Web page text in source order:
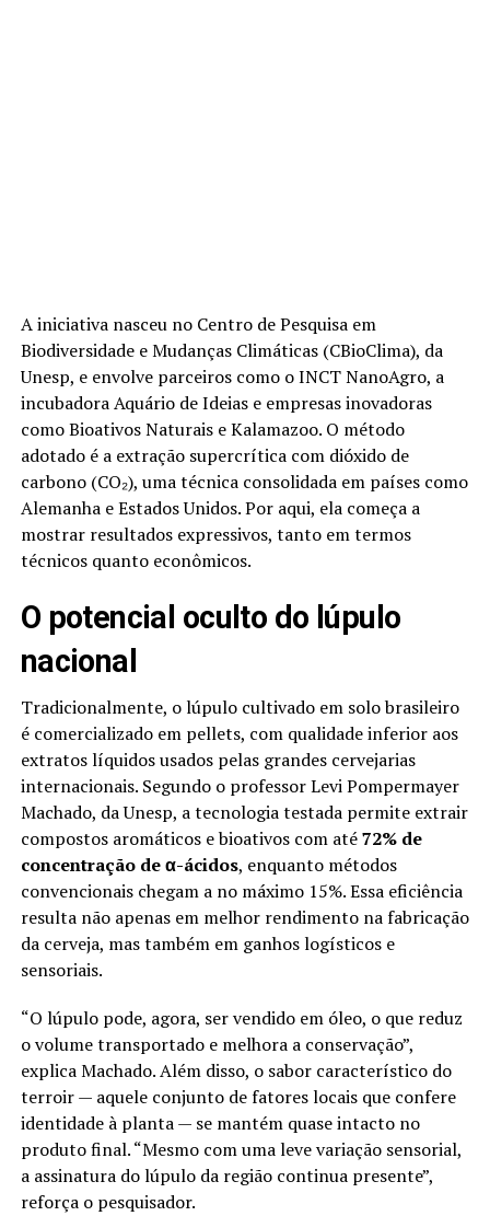
A iniciativa nasceu no Centro de Pesquisa em
Biodiversidade e Mudanças Climáticas (CBioClima), da
Unesp, e envolve parceiros como o INCT NanoAgro, a
incubadora Aquário de Ideias e empresas inovadoras
como Bioativos Naturais e Kalamazoo. O método
adotado é a extração supercrítica com dióxido de
carbono (CO₂), uma técnica consolidada em países como
Alemanha e Estados Unidos. Por aqui, ela começa a
mostrar resultados expressivos, tanto em termos
técnicos quanto econômicos.
O potencial oculto do lúpulo
nacional
Tradicionalmente, o lúpulo cultivado em solo brasileiro
é comercializado em pellets, com qualidade inferior aos
extratos líquidos usados pelas grandes cervejarias
internacionais. Segundo o professor Levi Pompermayer
Machado, da Unesp, a tecnologia testada permite extrair
compostos aromáticos e bioativos com até72% de
concentração de α-ácidos, enquanto métodos
convencionais chegam a no máximo 15%. Essa eficiência
resulta não apenas em melhor rendimento na fabricação
da cerveja, mas também em ganhos logísticos e
sensoriais.
“O lúpulo pode, agora, ser vendido em óleo, o que reduz
o volume transportado e melhora a conservação”,
explica Machado. Além disso, o sabor característico do
terroir — aquele conjunto de fatores locais que confere
identidade à planta — se mantém quase intacto no
produto final. “Mesmo com uma leve variação sensorial,
a assinatura do lúpulo da região continua presente”,
reforça o pesquisador.